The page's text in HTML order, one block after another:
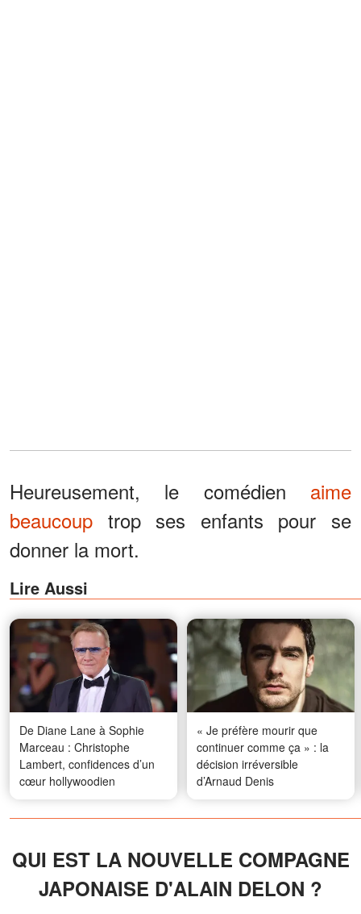
Heureusement, le comédien aime
beaucoup trop ses enfants pour se
donner la mort.
Lire Aussi
De Diane Lane à Sophie
Marceau : Christophe
Lambert, confidences d’un
cœur hollywoodien
« Je préfère mourir que
continuer comme ça » : la
décision irréversible
d’Arnaud Denis
QUI EST LA NOUVELLE COMPAGNE
JAPONAISE D'ALAIN DELON ?